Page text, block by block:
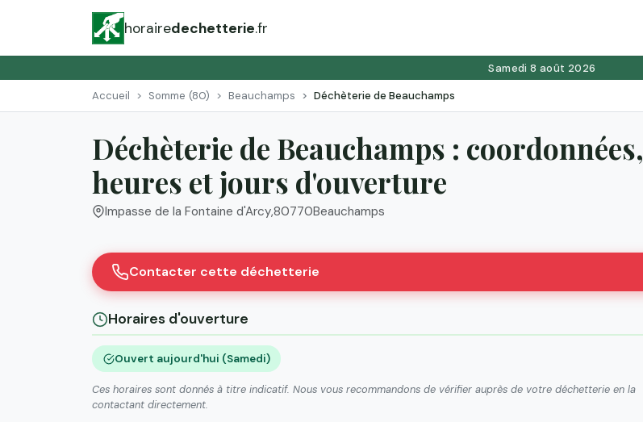
horairedechetterie.fr
Samedi 8 août 2026
Accueil Somme (80) Beauchamps Déchèterie de Beauchamps
Déchèterie de Beauchamps : coordonnées,
heures et jours d'ouverture
Impasse de la Fontaine d'Arcy,80770Beauchamps
Contacter cette déchetterie
Horaires d'ouverture
Ouvert aujourd'hui (Samedi)
Ces horaires sont donnés à titre indicatif. Nous vous recommandons de vérifier auprès de votre déchetterie en la
contactant directement.